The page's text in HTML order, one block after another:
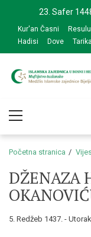
navigation
content
23. Safer
Kur'an Časni
Hadisi
Dove
Menu
Početna stranica
DŽENAZA
5. Redžeb 1437. -